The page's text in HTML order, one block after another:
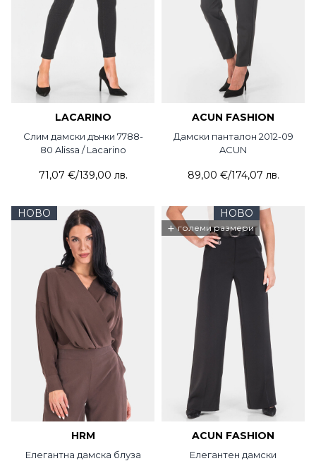
LACARINO
Слим дамски дънки 7788-
80 Alissa / Lacarino
71,07 €/139,00 лв.
ACUN FASHION
Дамски панталон 2012-09
ACUN
89,00 €/174,07 лв.
НОВО
HRM
Елегантна дамска блуза
НОВО
+ големи размери
ACUN FASHION
Елегантен дамски